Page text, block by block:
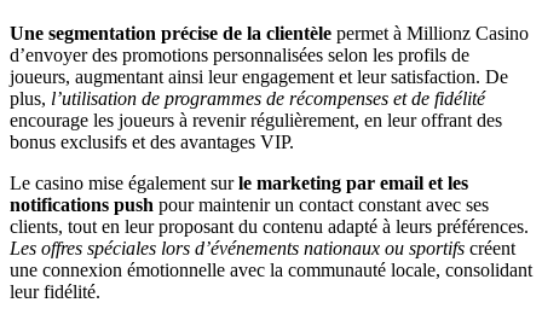
Une segmentation précise de la clientèle permet à Millionz Casino
d’envoyer des promotions personnalisées selon les profils de
joueurs, augmentant ainsi leur engagement et leur satisfaction. De
plus, l’utilisation de programmes de récompenses et de fidélité
encourage les joueurs à revenir régulièrement, en leur offrant des
bonus exclusifs et des avantages VIP.
Le casino mise également surle marketing par email et les
notifications push pour maintenir un contact constant avec ses
clients, tout en leur proposant du contenu adapté à leurs préférences.
Les offres spéciales lors d’événements nationaux ou sportifs créent
une connexion émotionnelle avec la communauté locale, consolidant
leur fidélité.